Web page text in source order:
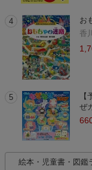
4
お
香
5
ぜ
絵本・児童書・図鑑